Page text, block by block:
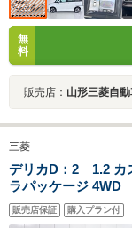
無
料
販売店： 山形三菱自
三菱
デリカD：2 1.2 カ
ラパッケージ 4WD
側電動スライドドア
装置 レーンキープ
販売店保証 購入プラン付